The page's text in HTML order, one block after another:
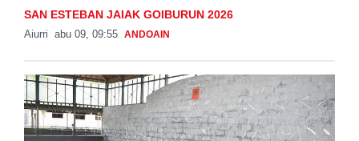
SAN ESTEBAN JAIAK GOIBURUN 2026
Aiurri abu 09, 09:55 ANDOAIN